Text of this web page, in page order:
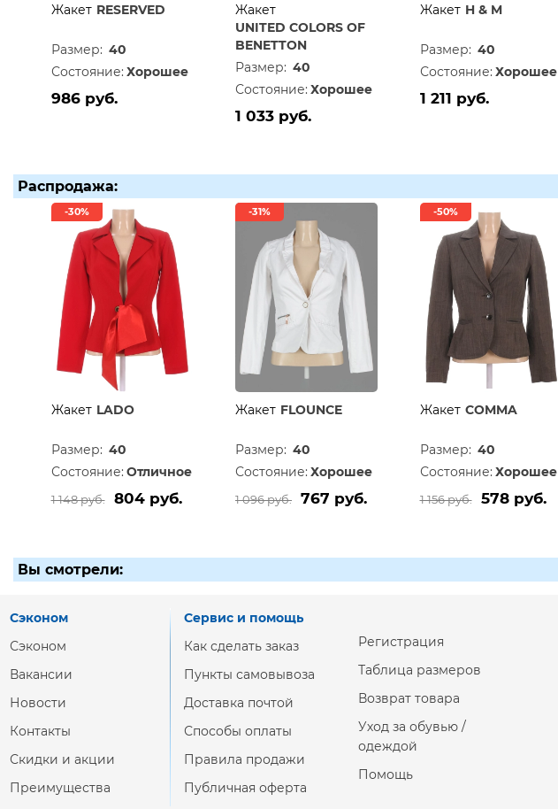
Жакет RESERVED
Размер: 40
Состояние: Хорошее
986 руб.
Жакет
UNITED COLORS OF
BENETTON
Размер: 40
Состояние: Хорошее
1 033 руб.
Жакет H & M
Размер: 40
Состояние: Хорошее
1 211 руб.
Распродажа:
-30%
Жакет LADO
Размер: 40
Состояние: Отличное
1 148 руб. 804 руб.
-31%
Жакет FLOUNCE
Размер: 40
Состояние: Хорошее
1 096 руб. 767 руб.
-50%
Жакет COMMA
Размер: 40
Состояние: Хорошее
1 156 руб. 578 руб.
Вы смотрели:
Сэконом
Сэконом
Вакансии
Новости
Контакты
Скидки и акции
Преимущества
Сервис и помощь
Как сделать заказ
Пункты самовывоза
Доставка почтой
Способы оплаты
Правила продажи
Публичная оферта
Регистрация
Таблица размеров
Возврат товара
Уход за обувью /
одеждой
Помощь